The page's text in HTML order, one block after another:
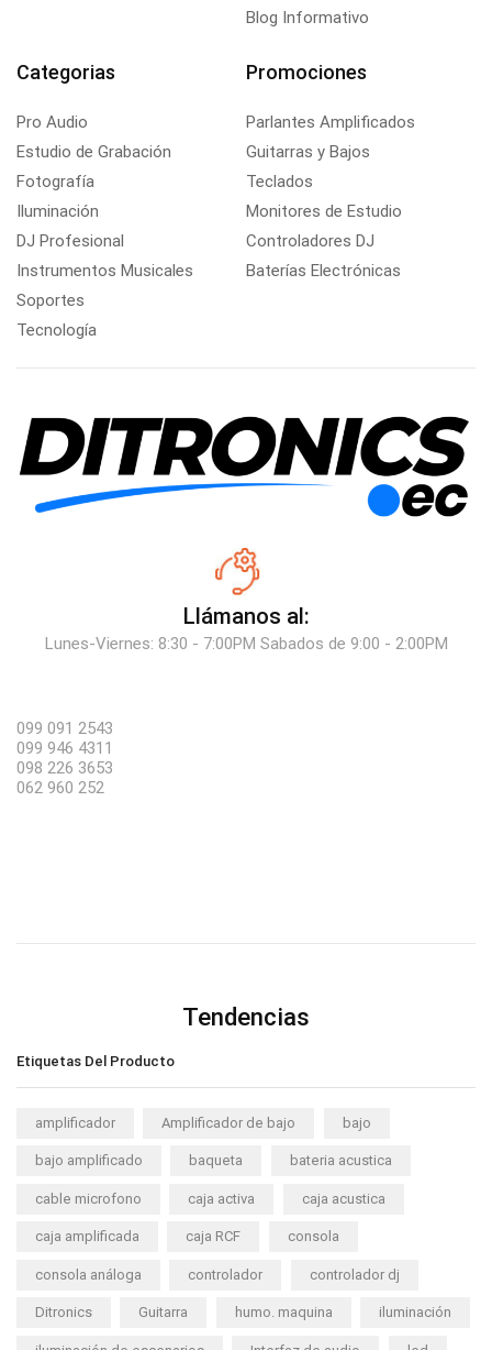
Blog Informativo
Categorias
Pro Audio
Estudio de Grabación
Fotografía
Iluminación
DJ Profesional
Instrumentos Musicales
Soportes
Tecnología
Promociones
Parlantes Amplificados
Guitarras y Bajos
Teclados
Monitores de Estudio
Controladores DJ
Baterías Electrónicas
Llámanos al:
Lunes-Viernes: 8:30 - 7:00PM Sabados de 9:00 - 2:00PM
099 091 2543
099 946 4311
098 226 3653
062 960 252
Tendencias
Etiquetas Del Producto
amplificador Amplificador de bajo bajo
bajo amplificado baqueta bateria acustica
cable microfono caja activa caja acustica
caja amplificada caja RCF consola
consola análoga controlador controlador dj
Ditronics Guitarra humo. maquina iluminación